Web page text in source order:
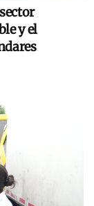
y el